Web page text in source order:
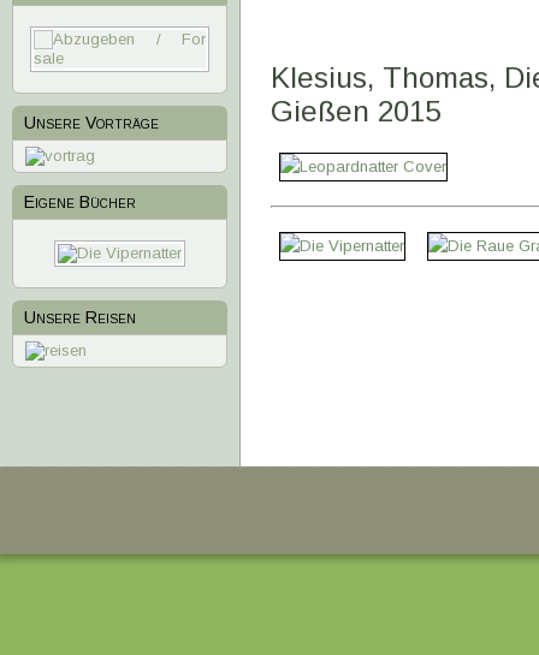
Unsere Vorträge
Eigene Bücher
1 2
Unsere Reisen
Klesius, Thomas,
Gießen 2015